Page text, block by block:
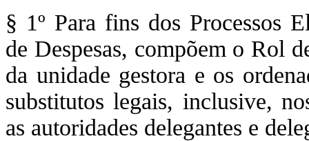
§ 1º Para fins dos Processos
de Despesas, compõem o Rol
da unidade gestora e os
substitutos legais, inclusive,
as autoridades delegantes e